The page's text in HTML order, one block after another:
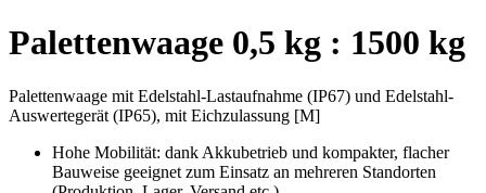
Palettenwaage 0,5 kg : 1500 kg
Palettenwaage mit Edelstahl-Lastaufnahme (IP67) und Edelstahl-
Auswertegerät (IP65), mit Eichzulassung [M]
Hohe Mobilität: dank Akkubetrieb und kompakter, flacher
Bauweise geeignet zum Einsatz an mehreren Standorten